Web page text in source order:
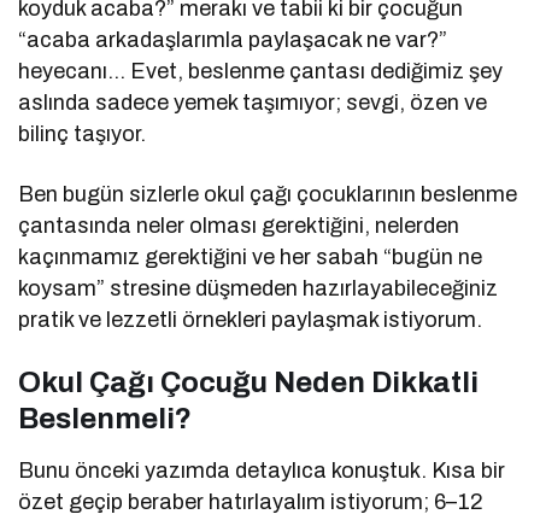
koyduk acaba?” merakı ve tabii ki bir çocuğun
“acaba arkadaşlarımla paylaşacak ne var?”
heyecanı… Evet, beslenme çantası dediğimiz şey
aslında sadece yemek taşımıyor; sevgi, özen ve
bilinç taşıyor.
Ben bugün sizlerle okul çağı çocuklarının beslenme
çantasında neler olması gerektiğini, nelerden
kaçınmamız gerektiğini ve her sabah “bugün ne
koysam” stresine düşmeden hazırlayabileceğiniz
pratik ve lezzetli örnekleri paylaşmak istiyorum.
Okul Çağı Çocuğu Neden Dikkatli
Beslenmeli?
Bunu önceki yazımda detaylıca konuştuk. Kısa bir
özet geçip beraber hatırlayalım istiyorum; 6–12